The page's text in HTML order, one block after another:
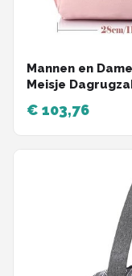
Mannen en
Meisje
Universiteit
Stedentrip Reis
€ 103,76